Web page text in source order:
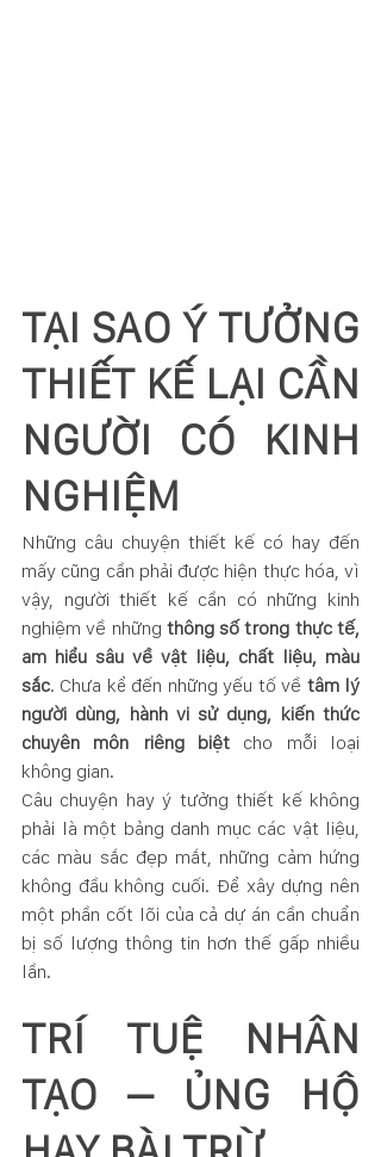
TẠI SAO Ý TƯỞNG
THIẾT KẾ LẠI CẦN
NGƯỜI CÓ KINH
NGHIỆM
Những câu chuyện thiết kế có hay đến
mấy cũng cần phải được hiện thực hóa, vì
vậy, người thiết kế cần có những kinh
nghiệm về những thông số trong thực tế,
am hiểu sâu về vật liệu, chất liệu, màu
sắc. Chưa kể đến những yếu tố về tâm lý
người dùng, hành vi sử dụng, kiến thức
chuyên môn riêng biệt cho mỗi loại
không gian.
Câu chuyện hay ý tưởng thiết kế không
phải là một bảng danh mục các vật liệu,
các màu sắc đẹp mắt, những cảm hứng
không đầu không cuối. Để xây dựng nên
một phần cốt lõi của cả dự án cần chuẩn
bị số lượng thông tin hơn thế gấp nhiều
lần.
TRÍ TUỆ NHÂN
TẠO – ỦNG HỘ